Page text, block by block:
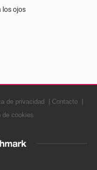
los ojos
de privacidad
Contacto
de cookies